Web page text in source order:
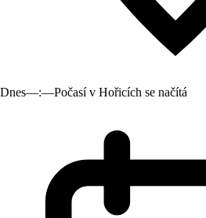
Dnes—:—Počasí v Hořicích se načítá